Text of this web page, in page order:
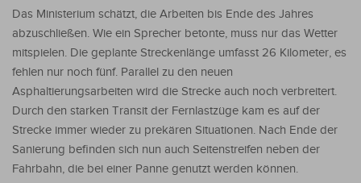
Das Ministerium schätzt, die Arbeiten bis Ende des Jahres
abzuschließen. Wie ein Sprecher betonte, muss nur das Wetter
mitspielen. Die geplante Streckenlänge umfasst 26 Kilometer, es
fehlen nur noch fünf. Parallel zu den neuen
Asphaltierungsarbeiten wird die Strecke auch noch verbreitert.
Durch den starken Transit der Fernlastzüge kam es auf der
Strecke immer wieder zu prekären Situationen. Nach Ende der
Sanierung befinden sich nun auch Seitenstreifen neben der
Fahrbahn, die bei einer Panne genutzt werden können.